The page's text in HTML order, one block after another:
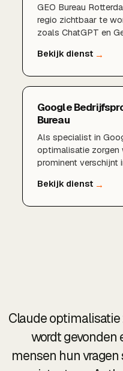
GEO Bureau
regio zichtbaar te
zoals ChatGPT en
Google
Bureau
Als specialist in
optimalisatie zorgen
prominent verschijnt
profiel en sterke
Claude optimalisatie
wordt gevonden
mensen hun vragen